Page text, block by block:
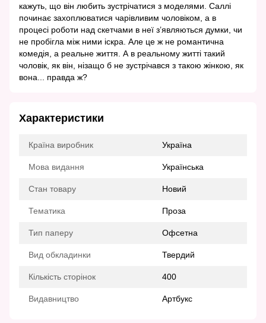
кажуть, що він любить зустрічатися з моделями. Саллі
починає захоплюватися чарівливим чоловіком, а в
процесі роботи над скетчами в неї з’являються думки, чи
не пробігла між ними іскра. Але це ж не романтична
комедія, а реальне життя. А в реальному житті такий
чоловік, як він, нізащо б не зустрічався з такою жінкою, як
вона... правда ж?
Характеристики
Країна виробник Україна
Мова видання Українська
Стан товару Новий
Тематика Проза
Тип паперу Офсетна
Вид обкладинки Твердий
Кількість сторінок 400
Видавництво Артбукс